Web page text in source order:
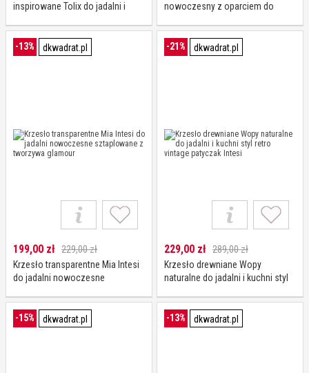
inspirowane Tolix do jadalni i
nowoczesny z oparciem do
Atmosphera
-13%
dkwadrat.pl
199,00 zł 229,00 zł
Krzesło transparentne Mia Intesi
do jadalni nowoczesne
glamour
-21% dkwadrat.pl
229,00 zł 289,00 zł
Krzesło drewniane Wopy
naturalne do jadalni i kuchni styl
-15% dkwadrat.pl -13% dkwadrat.pl